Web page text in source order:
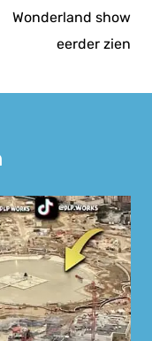
Wonderland show
eerder zien